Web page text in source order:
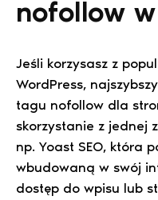
nofollow
Jeśli korzysasz z
WordPress,
tagu nofollow dla
skorzystanie z jednej
np. Yoast SEO, która
wbudowaną w swój
dostęp do wpisu lub